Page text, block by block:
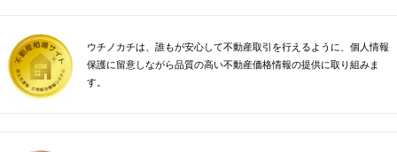
ウチノカチは、誰もが安心して不動産取引を行えるように、個人情報
保護に留意しながら品質の高い不動産価格情報の提供に取り組みま
す。